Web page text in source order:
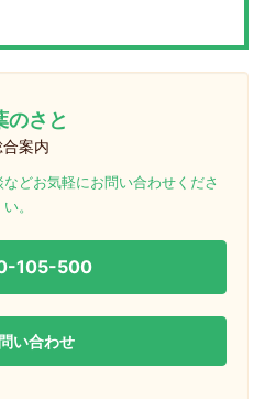
のさと
合案内
どお気軽にお問い合わせくださ
い。
105-500
い合わせ